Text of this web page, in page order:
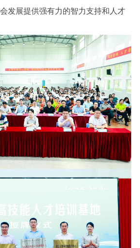
发展提供强有力的智力支持和人才